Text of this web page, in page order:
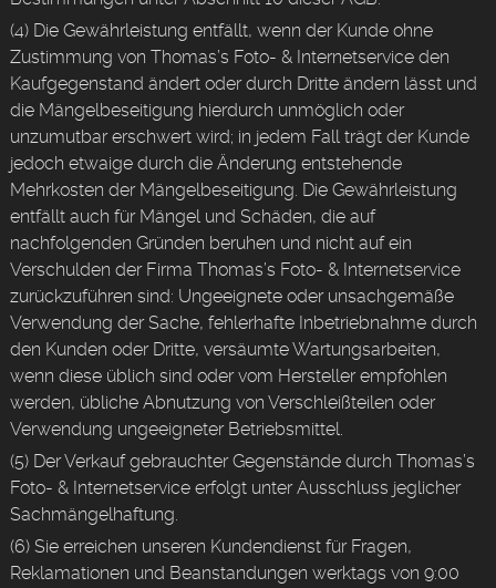
(4) Die Gewährleistung entfällt, wenn der Kunde ohne
Zustimmung von Thomas’s Foto- & Internetservice den
Kaufgegenstand ändert oder durch Dritte ändern lässt und
die Mängelbeseitigung hierdurch unmöglich oder
unzumutbar erschwert wird; in jedem Fall trägt der Kunde
jedoch etwaige durch die Änderung entstehende
Mehrkosten der Mängelbeseitigung. Die Gewährleistung
entfällt auch für Mängel und Schäden, die auf
nachfolgenden Gründen beruhen und nicht auf ein
Verschulden der Firma Thomas’s Foto- & Internetservice
zurückzuführen sind: Ungeeignete oder unsachgemäße
Verwendung der Sache, fehlerhafte Inbetriebnahme durch
den Kunden oder Dritte, versäumte Wartungsarbeiten,
wenn diese üblich sind oder vom Hersteller empfohlen
werden, übliche Abnutzung von Verschleißteilen oder
Verwendung ungeeigneter Betriebsmittel.
(5) Der Verkauf gebrauchter Gegenstände durch Thomas’s
Foto- & Internetservice erfolgt unter Ausschluss jeglicher
Sachmängelhaftung.
(6) Sie erreichen unseren Kundendienst für Fragen,
Reklamationen und Beanstandungen werktags von 9:00